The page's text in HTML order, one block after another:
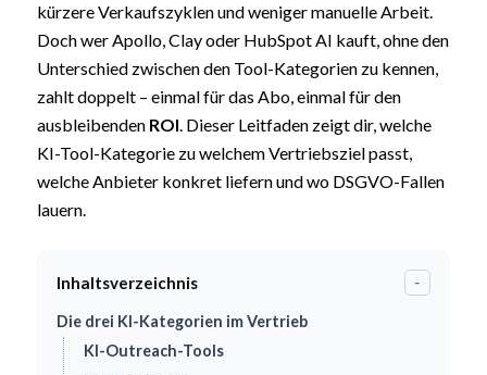
kürzere Verkaufszyklen und weniger manuelle Arbeit.
Doch wer Apollo, Clay oder HubSpot AI kauft, ohne den
Unterschied zwischen den Tool-Kategorien zu kennen,
zahlt doppelt – einmal für das Abo, einmal für den
ausbleibenden ROI. Dieser Leitfaden zeigt dir, welche
KI-Tool-Kategorie zu welchem Vertriebsziel passt,
welche Anbieter konkret liefern und wo DSGVO-Fallen
lauern.
Inhaltsverzeichnis -
Die drei KI-Kategorien im Vertrieb
KI-Outreach-Tools